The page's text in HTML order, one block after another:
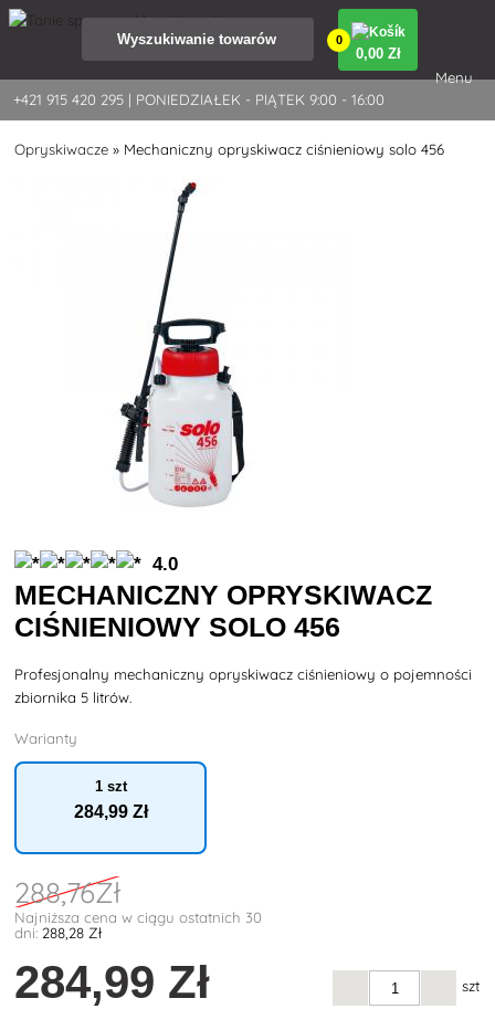
+421 915 420 295 | PONIEDZIAŁEK - PIĄTEK 9:00 - 16:00
0
0,00 Zł
Menu
Opryskiwacze » Mechaniczny opryskiwacz ciśnieniowy solo 456
4.0
MECHANICZNY OPRYSKIWACZ
CIŚNIENIOWY SOLO 456
Profesjonalny mechaniczny opryskiwacz ciśnieniowy o pojemności
zbiornika 5 litrów.
Warianty
1 szt
284,99 Zł
288,76Zł
Najniższa cena w ciągu ostatnich 30
dni: 288,28 Zł
284,99 Zł szt